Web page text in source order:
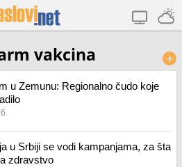
vakcina +
u Zemunu: Regionalno čudo koje
u Srbiji se vodi kampanjama, za šta
zdravstvo